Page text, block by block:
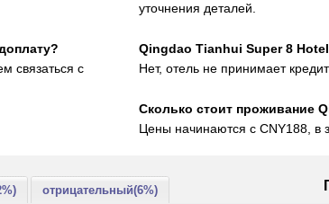
уточнения деталей.
связаться с
Qingdao Tianhui Super 8
Нет, отель не принимает
Сколько стоит проживаниe
Цены начинаются с CNY188, в
отрицательный(6%)